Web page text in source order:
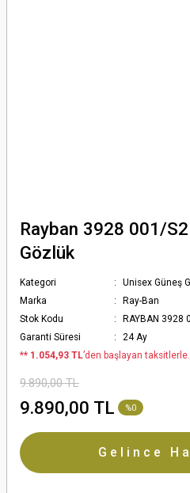
Rayban 3928 001/
Gözlük
Kategori
Unisex Güneş
Marka
Ray-Ban
Stok Kodu
RAYBAN 3928
Garanti Süresi
24 Ay
** 1.054,93 TL’den başlayan taksitlerle.
9.890,00 TL
9.890,00 TL %0
Gelince